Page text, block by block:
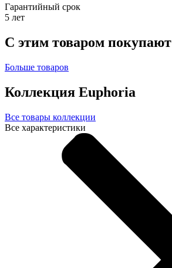
Гарантийный срок
5 лет
С этим товаром покупают
Больше товаров
Коллекция Euphoria
Все товары коллекции
Все характеристики